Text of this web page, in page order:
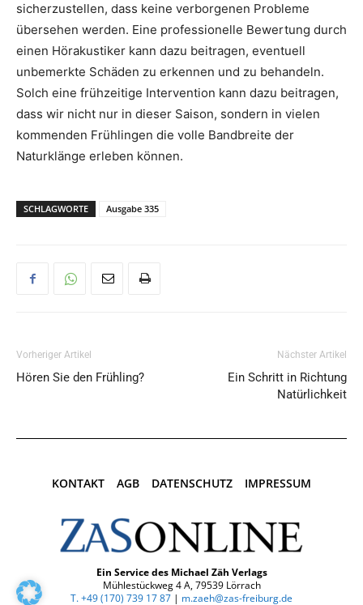
sicherzustellen, dass keine verborgenen Probleme
übersehen werden. Eine professionelle Bewertung durch
einen Hörakustiker kann dazu beitragen, eventuell
unbemerkte Schäden zu erkennen und zu behandeln.
Solch eine frühzeitige Intervention kann dazu beitragen,
dass wir nicht nur in dieser Saison, sondern in vielen
kommenden Frühlingen die volle Bandbreite der
Naturklänge erleben können.
SCHLAGWORTE Ausgabe 335
Vorheriger Artikel
Hören Sie den Frühling?
Nächster Artikel
Ein Schritt in Richtung
Natürlichkeit
KONTAKT AGB DATENSCHUTZ IMPRESSUM
Ein Service des Michael Zäh Verlags
Mühlestückweg 4 A, 79539 Lörrach
T. +49 (170) 739 17 87‬ | m.zaeh@zas-freiburg.de